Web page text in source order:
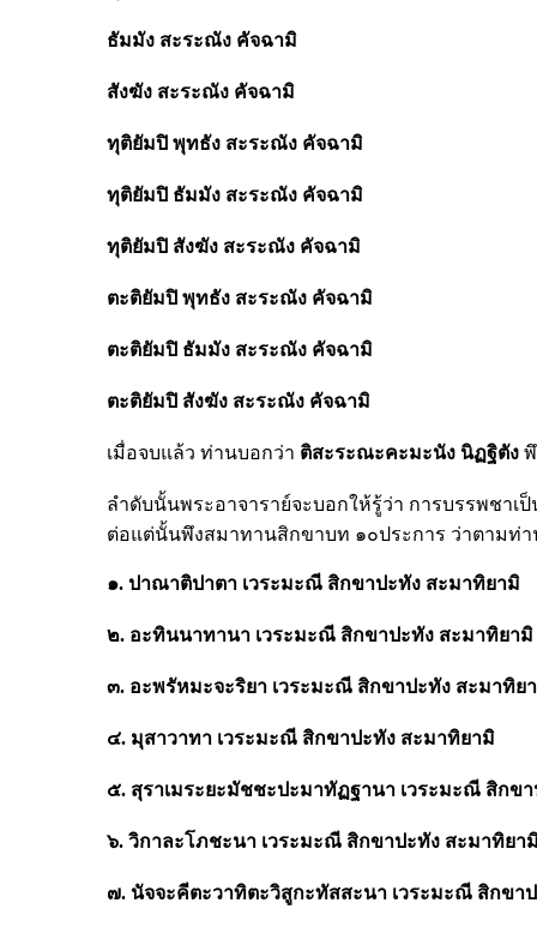
ธัมมัง สะระณัง คัจฉามิ
สังฆัง สะระณัง คัจฉามิ
ทุติยัมปิ พุทธัง สะระณัง คัจฉามิ
ทุติยัมปิ ธัมมัง สะระณัง คัจฉามิ
ทุติยัมปิ สังฆัง สะระณัง คัจฉามิ
ตะติยัมปิ พุทธัง สะระณัง คัจฉามิ
ตะติยัมปิ ธัมมัง สะระณัง คัจฉามิ
ตะติยัมปิ สังฆัง สะระณัง คัจฉามิ
เมื่อจบแล้ว ท่านบอกว่า ติสะระณะคะมะนัง นิฏฐิตัง
ลำดับนั้นพระอาจาราย์จะบอกให้รู้ว่า การบรรพชาเ
ต่อแต่นั้นพึงสมาทานสิกขาบท ๑๐ประการ ว่าตามท่า
๑. ปาณาติปาตา เวระมะณี สิกขาปะทัง สะมาทิยามิ
๒. อะทินนาทานา เวระมะณี สิกขาปะทัง สะมาทิยามิ
๓. อะพรัหมะจะริยา เวระมะณี สิกขาปะทัง สะมาทิย
๔. มุสาวาทา เวระมะณี สิกขาปะทัง สะมาทิยามิ
๕. สุราเมระยะมัชชะปะมาทัฏฐานา เวระมะณี สิกข
๖. วิกาละโภชะนา เวระมะณี สิกขาปะทัง สะมาทิยา
๗. นัจจะคีตะวาทิตะวิสูกะทัสสะนา เวระมะณี สิกขา